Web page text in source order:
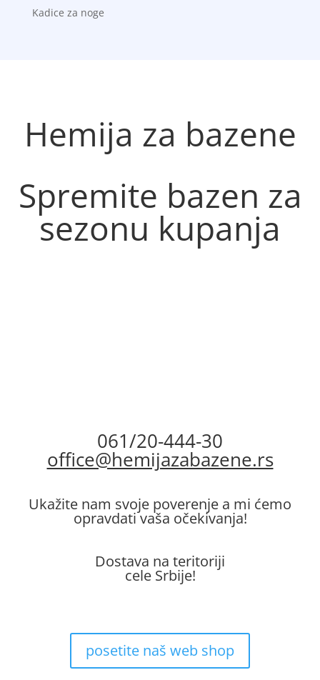
Kadice za noge
Hemija za bazene
Spremite bazen za
sezonu kupanja
061/20-444-30
office@hemijazabazene.rs
Ukažite nam svoje poverenje a mi ćemo
opravdati vaša očekivanja!
Dostava na teritoriji
cele Srbije!
posetite naš web shop